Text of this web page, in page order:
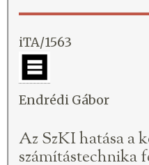
iTA/1563
Endrédi Gábor
Az SzKI hatása a
számítástechnika